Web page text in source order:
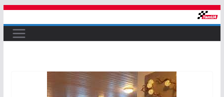
Skip
to
content